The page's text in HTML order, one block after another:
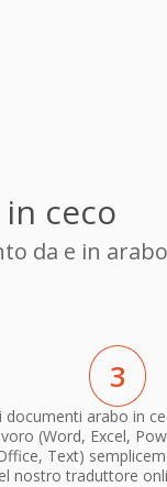
ceco
da e in arabo
3
documenti arabo in
(Word, Excel,
Text)
nostro traduttore